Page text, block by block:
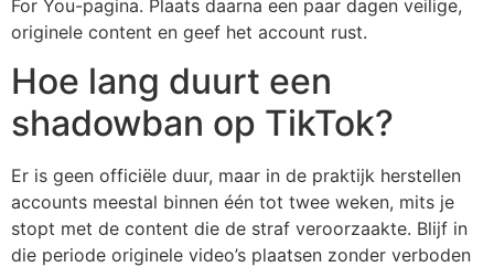
For You-pagina. Plaats daarna een paar dagen veilige,
originele content en geef het account rust.
Hoe lang duurt een
shadowban op TikTok?
Er is geen officiële duur, maar in de praktijk herstellen
accounts meestal binnen één tot twee weken, mits je
stopt met de content die de straf veroorzaakte. Blijf in
die periode originele video’s plaatsen zonder verboden